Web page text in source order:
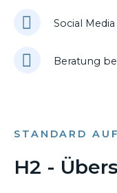
Social
Beratung
STANDARD
H2 -